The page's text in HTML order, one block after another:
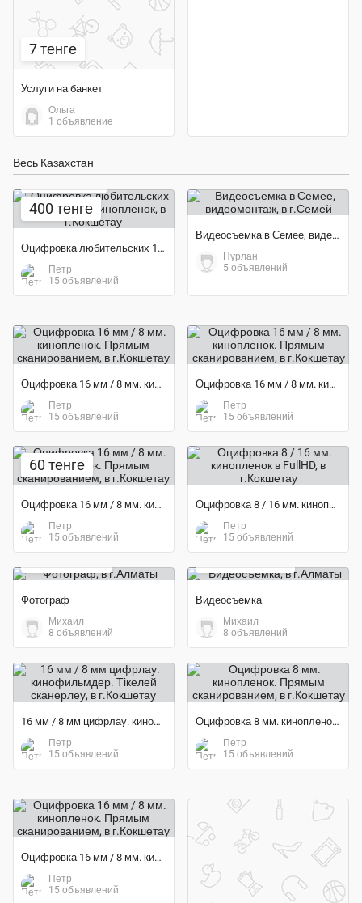
7 тенге
Услуги на банкет
Ольга
1 объявление
Весь Казахстан
400 тенге
Оцифровка любительских 16 мм / 8 мм. кинопленок
Петр
15 объявлений
Видеосъемка в Семее, видеомонтаж
Нурлан
5 объявлений
Оцифровка 16 мм / 8 мм. кинопленок. Прямым сканированием
Петр
15 объявлений
Оцифровка 16 мм / 8 мм. кинопленок. Прямым сканированием
Петр
15 объявлений
60 тенге
Оцифровка 16 мм / 8 мм. кинопленок. Прямым сканированием
Петр
15 объявлений
Оцифровка 8 / 16 мм. кинопленок в FullHD
Петр
15 объявлений
Фотограф
Михаил
8 объявлений
Видеосъемка
Михаил
8 объявлений
16 мм / 8 мм цифрлау. кинофильмдер. Тікелей сканерлеу
Петр
15 объявлений
Оцифровка 8 мм. кинопленок. Прямым сканированием
Петр
15 объявлений
Оцифровка 16 мм / 8 мм. кинопленок. Прямым сканированием
Петр
15 объявлений